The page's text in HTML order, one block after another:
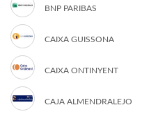
BNP PARIBAS
CAIXA GUISSONA
CAIXA ONTINYENT
CAJA ALMENDRALEJO